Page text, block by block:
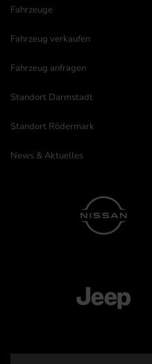
Fahrzeuge
Fahrzeug verkaufen
Fahrzeug anfragen
Standort Darmstadt
Standort Rödermark
News & Aktuelles